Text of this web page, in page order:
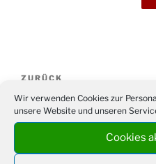
Wir verwenden Cookies zur
unsere Website und unseren
Cookies
Beitragsnavigation
Vorheriger
Beitrag
ZURÜCK
After-Work-Andacht in
Hans Otto Tittes: Die